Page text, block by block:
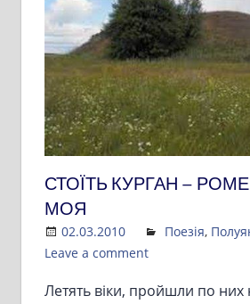
СТОЇТЬ КУРГАН –
МОЯ
02.03.2010 Admin
Поезія,
Leave a comment
Летять віки, пройшли по них